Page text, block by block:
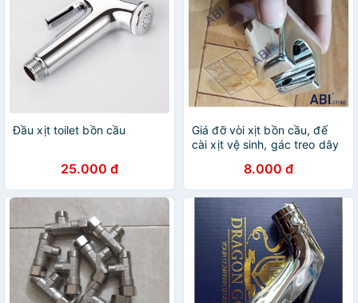
Đầu xịt toilet bồn cầu
25.000 đ
Giá đỡ vòi xịt bồn cầu, đế
cài xịt vệ sinh, gác treo dây
8.000 đ